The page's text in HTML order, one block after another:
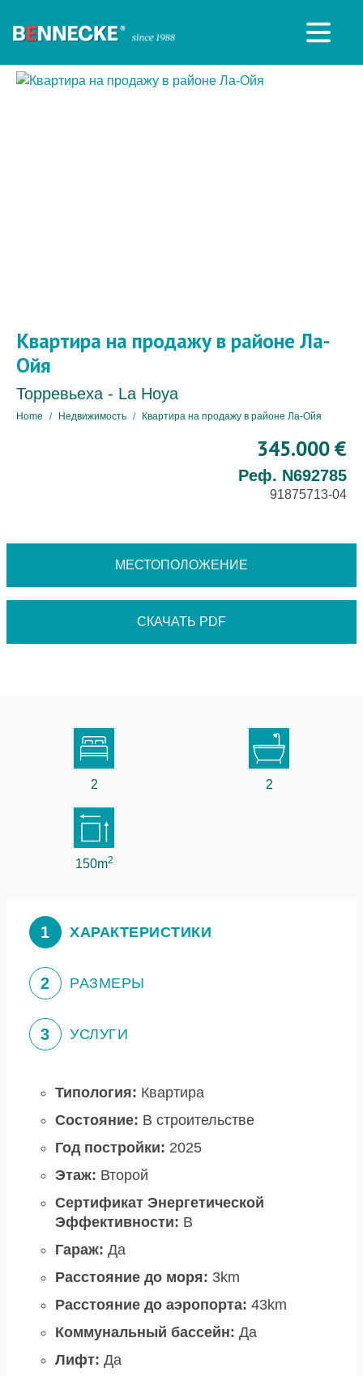
Квартира на продажу в районе Ла-
Ойя
Торревьеха - La Hoya
Home Недвижимость Квартира на продажу в районе Ла-Ойя
345.000 €
Реф. N692785
91875713-04
МЕСТОПОЛОЖЕНИЕ
СКАЧАТЬ PDF
2 2
150m2
1 ХАРАКТЕРИСТИКИ
2 РАЗМЕРЫ
3 УСЛУГИ
Типология: Квартира
Состояние: В строительстве
Год постройки: 2025
Этаж: Второй
Сертификат Энергетической
Эффективности: B
Гараж: Да
Расстояние до моря: 3km
Расстояние до аэропорта: 43km
Коммунальный бассейн: Да
Лифт: Да